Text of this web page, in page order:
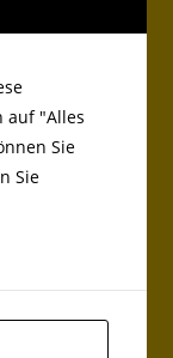
bei Adidas
auf "Alles
Sie
Sie